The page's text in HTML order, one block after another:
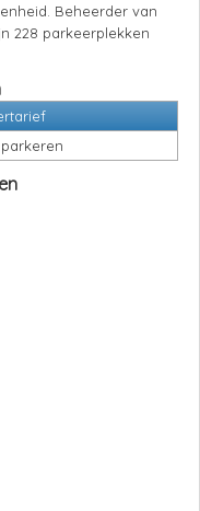
Beheerder van
228 parkeerplekken